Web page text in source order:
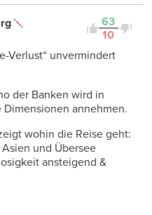
63
10
Verlust“ unvermindert
der Banken wird in
annehmen.
wohin die Reise geht:
und Übersee
ansteigend &